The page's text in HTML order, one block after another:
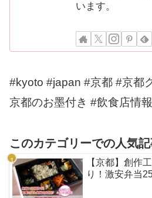
います。
#kyoto #japan #京都 #京都
京都のお墨付き #飲食店情報
このカテゴリーでの人気
【京都】創作
り！激安弁当